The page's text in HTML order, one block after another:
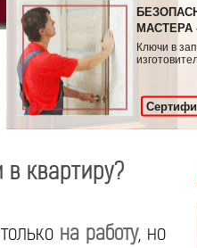
МАСТЕРА
Ключи в
квартиру?
на работу, но